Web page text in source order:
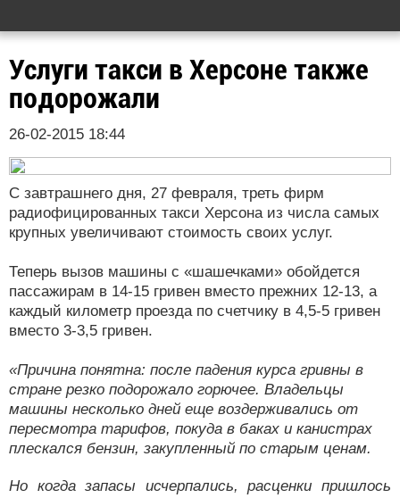
Услуги такси в Херсоне также
подорожали
26-02-2015 18:44
С завтрашнего дня, 27 февраля, треть фирм
радиофицированных такси Херсона из числа самых
крупных увеличивают стоимость своих услуг.
Теперь вызов машины с «шашечками» обойдется
пассажирам в 14-15 гривен вместо прежних 12-13, а
каждый километр проезда по счетчику в 4,5-5 гривен
вместо 3-3,5 гривен.
«Причина понятна: после падения курса гривны в
стране резко подорожало горючее. Владельцы
машины несколько дней еще воздерживались от
пересмотра тарифов, покуда в баках и канистрах
плескался бензин, закупленный по старым ценам.
Но когда запасы исчерпались, расценки пришлось